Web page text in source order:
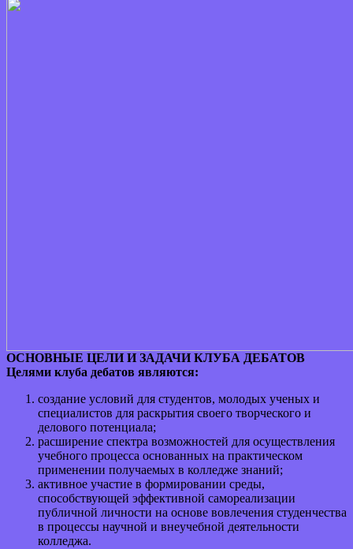
ОСНОВНЫЕ ЦЕЛИ И ЗАДАЧИ КЛУБА ДЕБАТОВ
Целями клуба дебатов являются:
создание условий для студентов, молодых ученых и
специалистов для раскрытия своего творческого и
делового потенциала;
расширение спектра возможностей для осуществления
учебного процесса основанных на практическом
применении получаемых в колледже знаний;
активное участие в формировании среды,
способствующей эффективной самореализации
публичной личности на основе вовлечения студенчества
в процессы научной и внеучебной деятельности
колледжа.